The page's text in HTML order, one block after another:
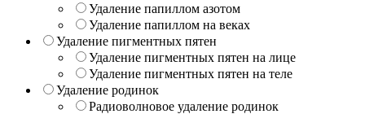
Удаление папиллом азотом
Удаление папиллом на веках
Удаление пигментных пятен
Удаление пигментных пятен на лице
Удаление пигментных пятен на теле
Удаление родинок
Радиоволновое удаление родинок